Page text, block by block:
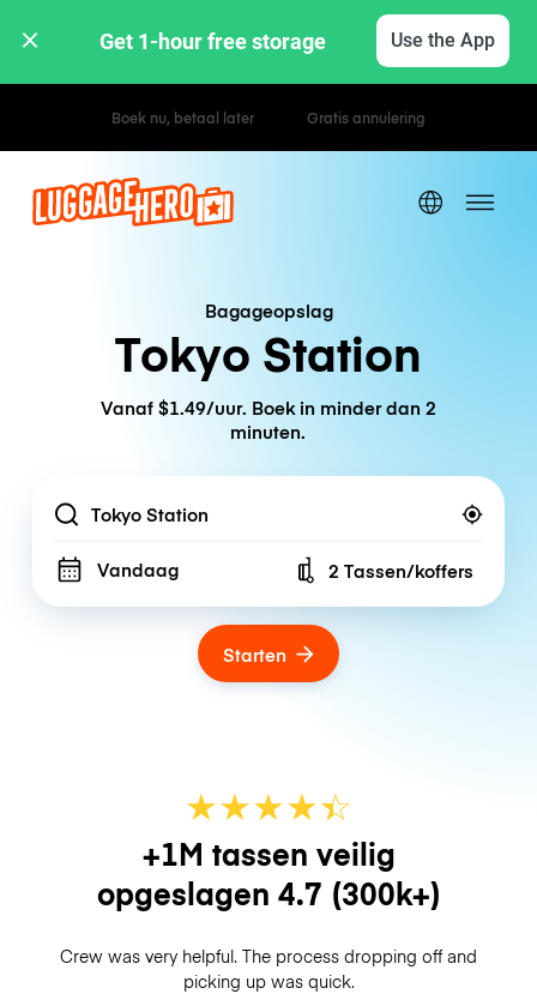
Get 1-hour free storage Use the App
Uur- / dagtarieven
Bagageopslag
Tokyo Station
Vanaf $1.49/uur. Boek in minder dan 2
minuten.
Location
Vandaag Number of bags
2 Tassen/koffers
Starten
★★★★☆
★
+1M tassen veilig
opgeslagen 4.7 (300k+)
Crew was very helpful. The process dropping off and
picking up was quick.